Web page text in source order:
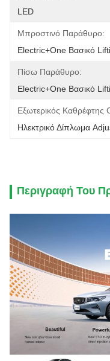
LED
Μπροστινό Παράθυρο:
Electric+One Βασικό
Πίσω Παράθυρο:
Electric+One Βασικό
Εξωτερικός Καθρέφτης
Ηλεκτρικό Δίπλωμα
Περιγραφή Του